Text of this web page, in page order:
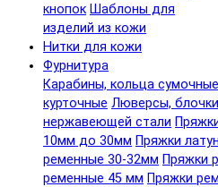
кнопок Шаблоны для
изделий из кожи
Нитки для кожи
Фурнитура
Карабины, кольца
курточные Люверсы,
нержавеющей стали
10мм до 30мм Пряжки
ременные 30-32мм Пряжки
ременные 45 мм Пряжки